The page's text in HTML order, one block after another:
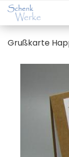
Gruß­kar­te